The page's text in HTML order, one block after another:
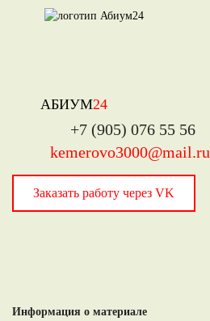
АБИУМ24
+7 (905) 076 55 56
kemerovo3000@mail.ru
Заказать работу через VK
Информация о материале